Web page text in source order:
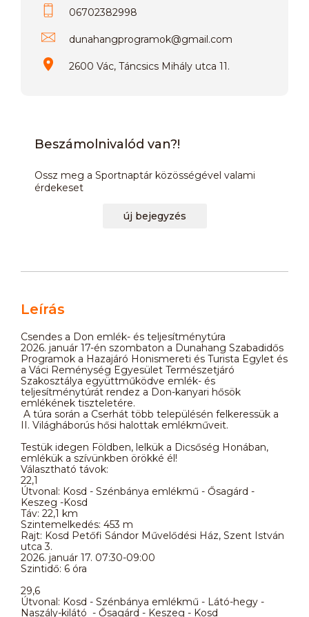
06702382998
dunahangprogramok@gmail.com
2600 Vác, Táncsics Mihály utca 11.
Beszámolnivalód van?!
Ossz meg a Sportnaptár közösségével valami
érdekeset
új bejegyzés
Leírás
Csendes a Don emlék- és teljesítménytúra
2026. január 17-én szombaton a Dunahang Szabadidős
Programok a Hazajáró Honismereti és Turista Egylet és
a Váci Reménység Egyesület Természetjáró
Szakosztálya együttműködve emlék- és
teljesítménytúrát rendez a Don-kanyari hősök
emlékének tiszteletére.
A túra során a Cserhát több településén felkeressük a
II. Világháborús hősi halottak emlékműveit.
Testük idegen Földben, lelkük a Dicsőség Honában,
emlékük a szívünkben örökké él!
Választható távok:
22,1
Útvonal: Kosd - Szénbánya emlékmű - Ősagárd -
Keszeg -Kosd
Táv: 22,1 km
Szintemelkedés: 453 m
Rajt: Kosd Petőfi Sándor Művelődési Ház, Szent István
utca 3.
2026. január 17. 07:30-09:00
Szintidő: 6 óra
29,6
Útvonal: Kosd - Szénbánya emlékmű - Látó-hegy -
Naszály-kilátó - Ősagárd - Keszeg - Kosd